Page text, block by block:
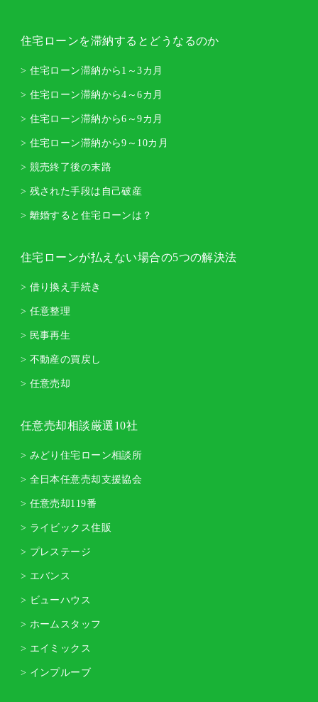
住宅ローンを滞納するとどうなるのか
> 住宅ローン滞納から1～3カ月
> 住宅ローン滞納から4～6カ月
> 住宅ローン滞納から6～9カ月
> 住宅ローン滞納から9～10カ月
> 競売終了後の末路
> 残された手段は自己破産
> 離婚すると住宅ローンは？
住宅ローンが払えない場合の5つの解決法
> 借り換え手続き
> 任意整理
> 民事再生
> 不動産の買戻し
> 任意売却
任意売却相談厳選10社
> みどり住宅ローン相談所
> 全日本任意売却支援協会
> 任意売却119番
> ライビックス住販
> プレステージ
> エバンス
> ビューハウス
> ホームスタッフ
> エイミックス
> インプルーブ